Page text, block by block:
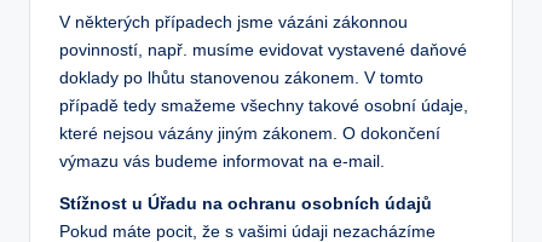
V některých případech jsme vázáni zákonnou
povinností, např. musíme evidovat vystavené daňové
doklady po lhůtu stanovenou zákonem. V tomto
případě tedy smažeme všechny takové osobní údaje,
které nejsou vázány jiným zákonem. O dokončení
výmazu vás budeme informovat na e-mail.
Stížnost u Úřadu na ochranu osobních údajů
Pokud máte pocit, že s vašimi údaji nezacházíme